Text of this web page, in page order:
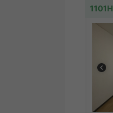
1101H